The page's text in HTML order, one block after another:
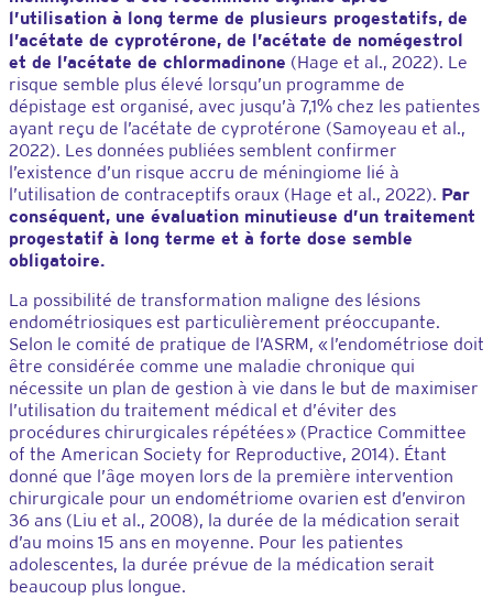
l’utilisation à long terme de plusieurs progestatifs, de
l’acétate de cyprotérone, de l’acétate de nomégestrol
et de l’acétate de chlormadinone (Hage et al., 2022). Le
risque semble plus élevé lorsqu’un programme de
dépistage est organisé, avec jusqu’à 7,1% chez les patientes
ayant reçu de l’acétate de cyprotérone (Samoyeau et al.,
2022). Les données publiées semblent confirmer
l’existence d’un risque accru de méningiome lié à
l’utilisation de contraceptifs oraux (Hage et al., 2022). Par
conséquent, une évaluation minutieuse d’un traitement
progestatif à long terme et à forte dose semble
obligatoire.
La possibilité de transformation maligne des lésions
endométriosiques est particulièrement préoccupante.
Selon le comité de pratique de l’ASRM, « l’endométriose doit
être considérée comme une maladie chronique qui
nécessite un plan de gestion à vie dans le but de maximiser
l’utilisation du traitement médical et d’éviter des
procédures chirurgicales répétées » (Practice Committee
of the American Society for Reproductive, 2014). Étant
donné que l’âge moyen lors de la première intervention
chirurgicale pour un endométriome ovarien est d’environ
36 ans (Liu et al., 2008), la durée de la médication serait
d’au moins 15 ans en moyenne. Pour les patientes
adolescentes, la durée prévue de la médication serait
beaucoup plus longue.